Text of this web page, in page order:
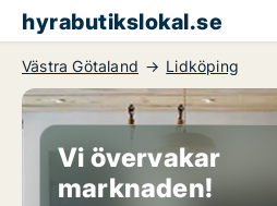
hyrabutikslokal.se
Västra Götaland Lidköping
Vi övervakar
marknaden!